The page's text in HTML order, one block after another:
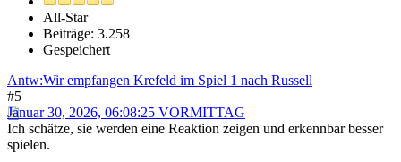
All-Star
Beiträge: 3.258
Gespeichert
Antw:Wir empfangen Krefeld im Spiel 1 nach Russell
#5
Januar 30, 2026, 06:08:25 VORMITTAG
Ich schätze, sie werden eine Reaktion zeigen und erkennbar besser
spielen.